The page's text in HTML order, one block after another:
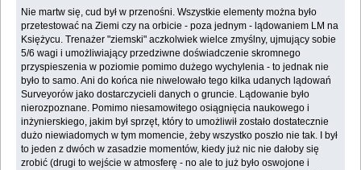
Nie martw się, cud był w przenośni. Wszystkie elementy można było
przetestować na Ziemi czy na orbicie - poza jednym - lądowaniem LM na
Księżycu. Trenażer "ziemski" aczkolwiek wielce zmyślny, ujmujący sobie
5/6 wagi i umożliwiający przedziwne doświadczenie skromnego
przyspieszenia w poziomie pomimo dużego wychylenia - to jednak nie
było to samo. Ani do końca nie niwelowało tego kilka udanych lądowań
Surveyorów jako dostarczycieli danych o gruncie. Lądowanie było
nierozpoznane. Pomimo niesamowitego osiągnięcia naukowego i
inżynierskiego, jakim był sprzęt, który to umożliwił zostało dostatecznie
dużo niewiadomych w tym momencie, żeby wszystko poszło nie tak. I był
to jeden z dwóch w zasadzie momentów, kiedy już nic nie dałoby się
zrobić (drugi to wejście w atmosferę - no ale to już było oswojone i